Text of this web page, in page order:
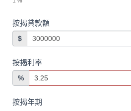
按揭貸款額
$
按揭利率
%
按揭年期